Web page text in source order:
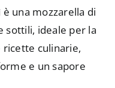
una mozzarella di
sottili, ideale per la
ricette culinarie,
e un sapore